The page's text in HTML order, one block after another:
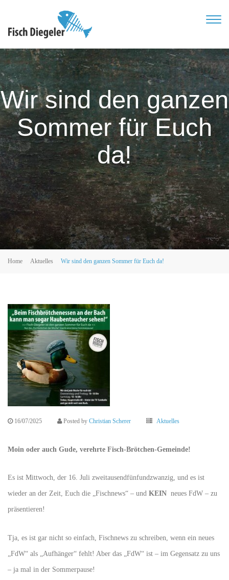
Wir sind den ganzen
Sommer für Euch
da!
Home Aktuelles Wir sind den ganzen Sommer für Euch da!
16/07/2025 Posted by Christian Scherer Aktuelles
Moin oder auch Gude, verehrte Fisch-Brötchen-Gemeinde!
Es ist Mittwoch, der 16. Juli zweitausendfünfundzwanzig, und es ist
wieder an der Zeit, Euch die „Fischnews“ – und KEIN neues FdW – zu
präsentieren!
Tja, es ist gar nicht so einfach, Fischnews zu schreiben, wenn ein neues
„FdW“ als „Aufhänger“ fehlt! Aber das „FdW“ ist – im Gegensatz zu uns
– ja mal in der Sommerpause!